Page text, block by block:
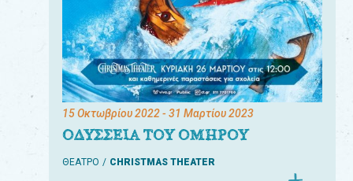
15 Οκτωβρίου 2022- 31 Μαρτίου 2023
ΟΔΥΣΣΕΙΑ ΤΟΥ ΟΜΗΡΟΥ
ΘΕΑΤΡΟ CHRISTMAS THEATER